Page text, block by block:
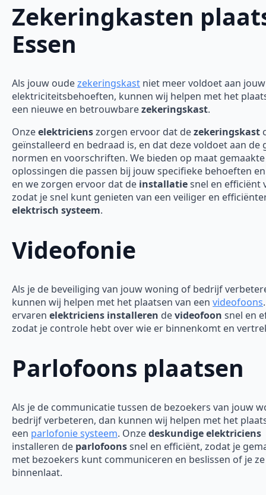
Zekeringkasten
Essen
Als jouw oudezekeringskast niet meer voldoet aan jouw
elektriciteitsbehoeften, kunnen wij helpen met het
een nieuwe en betrouwbarezekeringskast.
Onzeelektricienszorgen ervoor dat dezekeringskast
geïnstalleerd en bedraad is, en dat deze voldoet aan de
normen en voorschriften. We bieden op maat gemaakte
oplossingen die passen bij jouw specifieke behoeften
en we zorgen ervoor dat de installatiesnel en efficiënt
zodat je snel kunt genieten van een veiliger en
elektrisch systeem.
Videofonie
Als je de beveiliging van jouw woning of bedrijf
kunnen wij helpen met het plaatsen van een videofoons
ervaren elektriciens installeren devideofoon snel en
zodat je controle hebt over wie er binnenkomt en
Parlofoons plaatsen
Als je de communicatie tussen de bezoekers van jouw
bedrijf verbeteren, dan kunnen wij helpen met het
een parlofonie systeem. Onzedeskundige elektriciens
installeren de parlofoonssnel en efficiënt, zodat je
met bezoekers kunt communiceren en beslissen of je ze
binnenlaat.